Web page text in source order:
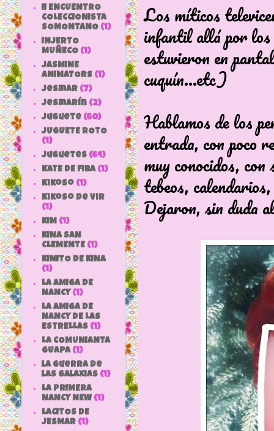
Los míticos
infantil allá por los
estuvieron en
cuquín...etc)
Hablamos de los
entrada, con poco
muy conocidos,
tebeos,
Dejaron, sin duda
II ENCUENTRO
COLECCIONISTA
SOMONTANO (1)
INJERTO
MUÑECO (1)
JASMINE
ANIMATORS (1)
jesmar (7)
jesmarín (2)
juguete (60)
JUGUETE ROTO
(1)
Juguetes (64)
KATE DE FIBA (1)
Kikoso (1)
Kikoso de Vir
(1)
KIM (1)
KINA SAN
CLEMENTE (1)
KINITO DE KINA
(1)
LA AMIGA DE
NANCY (1)
LA AMIGA DE
NANCY DE LAS
ESTRELLAS (1)
LA COMUNIANTA
GUAPA (1)
la guerra de
las galaxias (1)
LA PRIMERA
NANCY NEW (1)
LACITOS DE
JESMAR (1)